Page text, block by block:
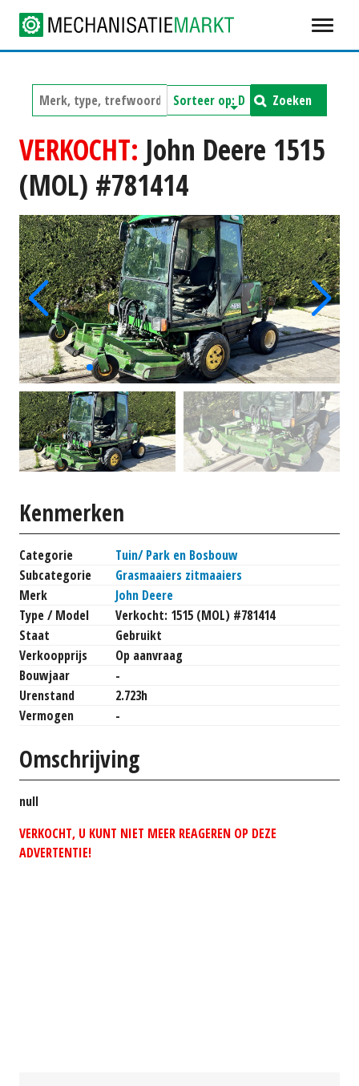
Zoeken
VERKOCHT: John Deere 1515
(MOL) #781414
Kenmerken
Categorie
Tuin/ Park en Bosbouw
Subcategorie
Grasmaaiers zitmaaiers
Merk
John Deere
Type / Model
Verkocht: 1515 (MOL) #781414
Staat
Gebruikt
Verkoopprijs
Op aanvraag
Bouwjaar
-
Urenstand
2.723h
Vermogen
-
Omschrijving
null
VERKOCHT, U KUNT NIET MEER REAGEREN OP DEZE
ADVERTENTIE!